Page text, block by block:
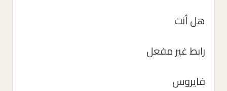
هل أنت
رابط غير مفعل
فايروس